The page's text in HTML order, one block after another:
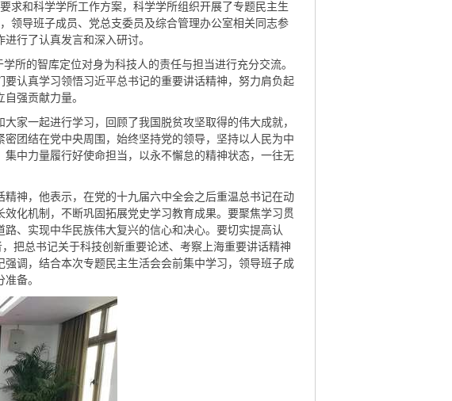
和科学学所工作方案，科学学所组织开展了专题民主生
领导班子成员、党总支委员及综合管理办公室相关同志参
行了认真发言和深入研讨。
的智库定位对身为科技人的责任与担当进行充分交流。
认真学习领悟习近平总书记的重要讲话精神，努力肩负起
强贡献力量。
一起进行学习，回顾了我国脱贫攻坚取得的伟大成就，
团结在党中央周围，始终坚持党的领导，坚持以人民为中
中力量履行好使命担当，以永不懈怠的精神状态，一往无
神，他表示，在党的十九届六中全会之后重温总书记在动
化机制，不断巩固拓展党史学习教育成果。要聚焦学习贯
、实现中华民族伟大复兴的信心和决心。要切实提高认
把总书记关于科技创新重要论述、考察上海重要讲话精神
调，结合本次专题民主生活会会前集中学习，领导班子成
备。